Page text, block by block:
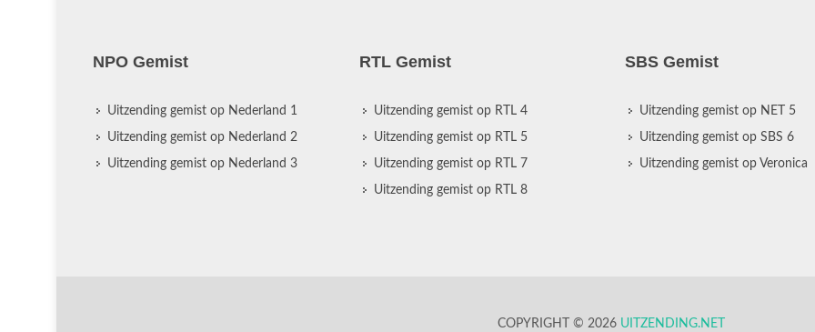
NPO Gemist
Uitzending gemist op Nederland 1
Uitzending gemist op Nederland 2
Uitzending gemist op Nederland 3
RTL Gemist
Uitzending gemist op RTL 4
Uitzending gemist op RTL 5
Uitzending gemist op RTL 7
Uitzending gemist op RTL 8
SBS Gemist
Uitzending gemist op NET 5
Uitzending gemist op SBS 6
Uitzending gemist op Veronica
COPYRIGHT © 2026 UITZENDING.NET